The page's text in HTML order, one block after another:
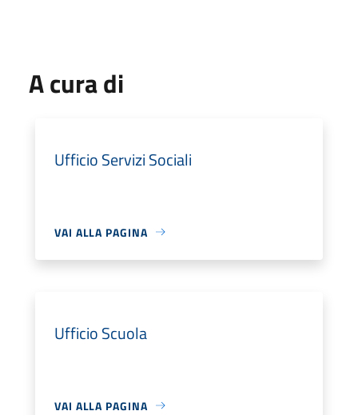
A cura di
Ufficio Servizi Sociali
VAI ALLA PAGINA
Ufficio Scuola
VAI ALLA PAGINA